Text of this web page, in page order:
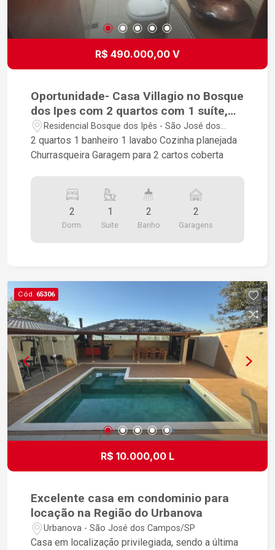
Excelente opção para quem busca conforto,
espaço e qualidade de vida. Uma casa completa,
ideal para famílias que valorizam ambientes
integrados, áreas de lazer e uma localização
privilegiada no Villa Branca. Agende uma visita e
imóvel.
R$ 490.000,00 V
Oportunidade- Casa Villagio no Bosque
dos Ipes com 2 quartos com 1 suíte,
Lavabo e Garagem 2 carros
Residencial Bosque dos Ipês - São José dos
Campos/SP
2 quartos 1 banheiro 1 lavabo Cozinha planejada
Churrasqueira Garagem para 2 cartos coberta
2
Dorm.
1
Suite
2
Banho
2
Garagens
Cód. 65306
R$ 10.000,00 L
Excelente casa em condominio para
locação na Região do Urbanova
Urbanova - São José dos Campos/SP
Casa em localização privilegiada, sendo a última